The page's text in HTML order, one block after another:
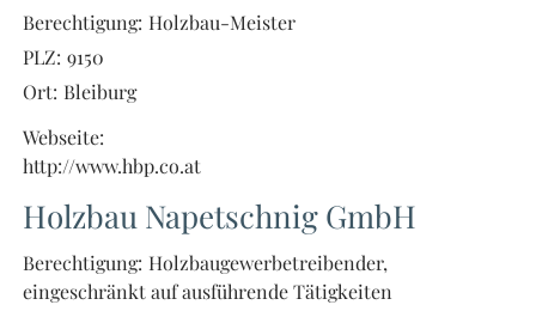
Berechtigung: Holzbau-Meister
PLZ: 9150
Ort: Bleiburg
Webseite:
http://www.hbp.co.at
Holzbau Napetschnig GmbH
Berechtigung: Holzbaugewerbetreibender,
eingeschränkt auf ausführende Tätigkeiten